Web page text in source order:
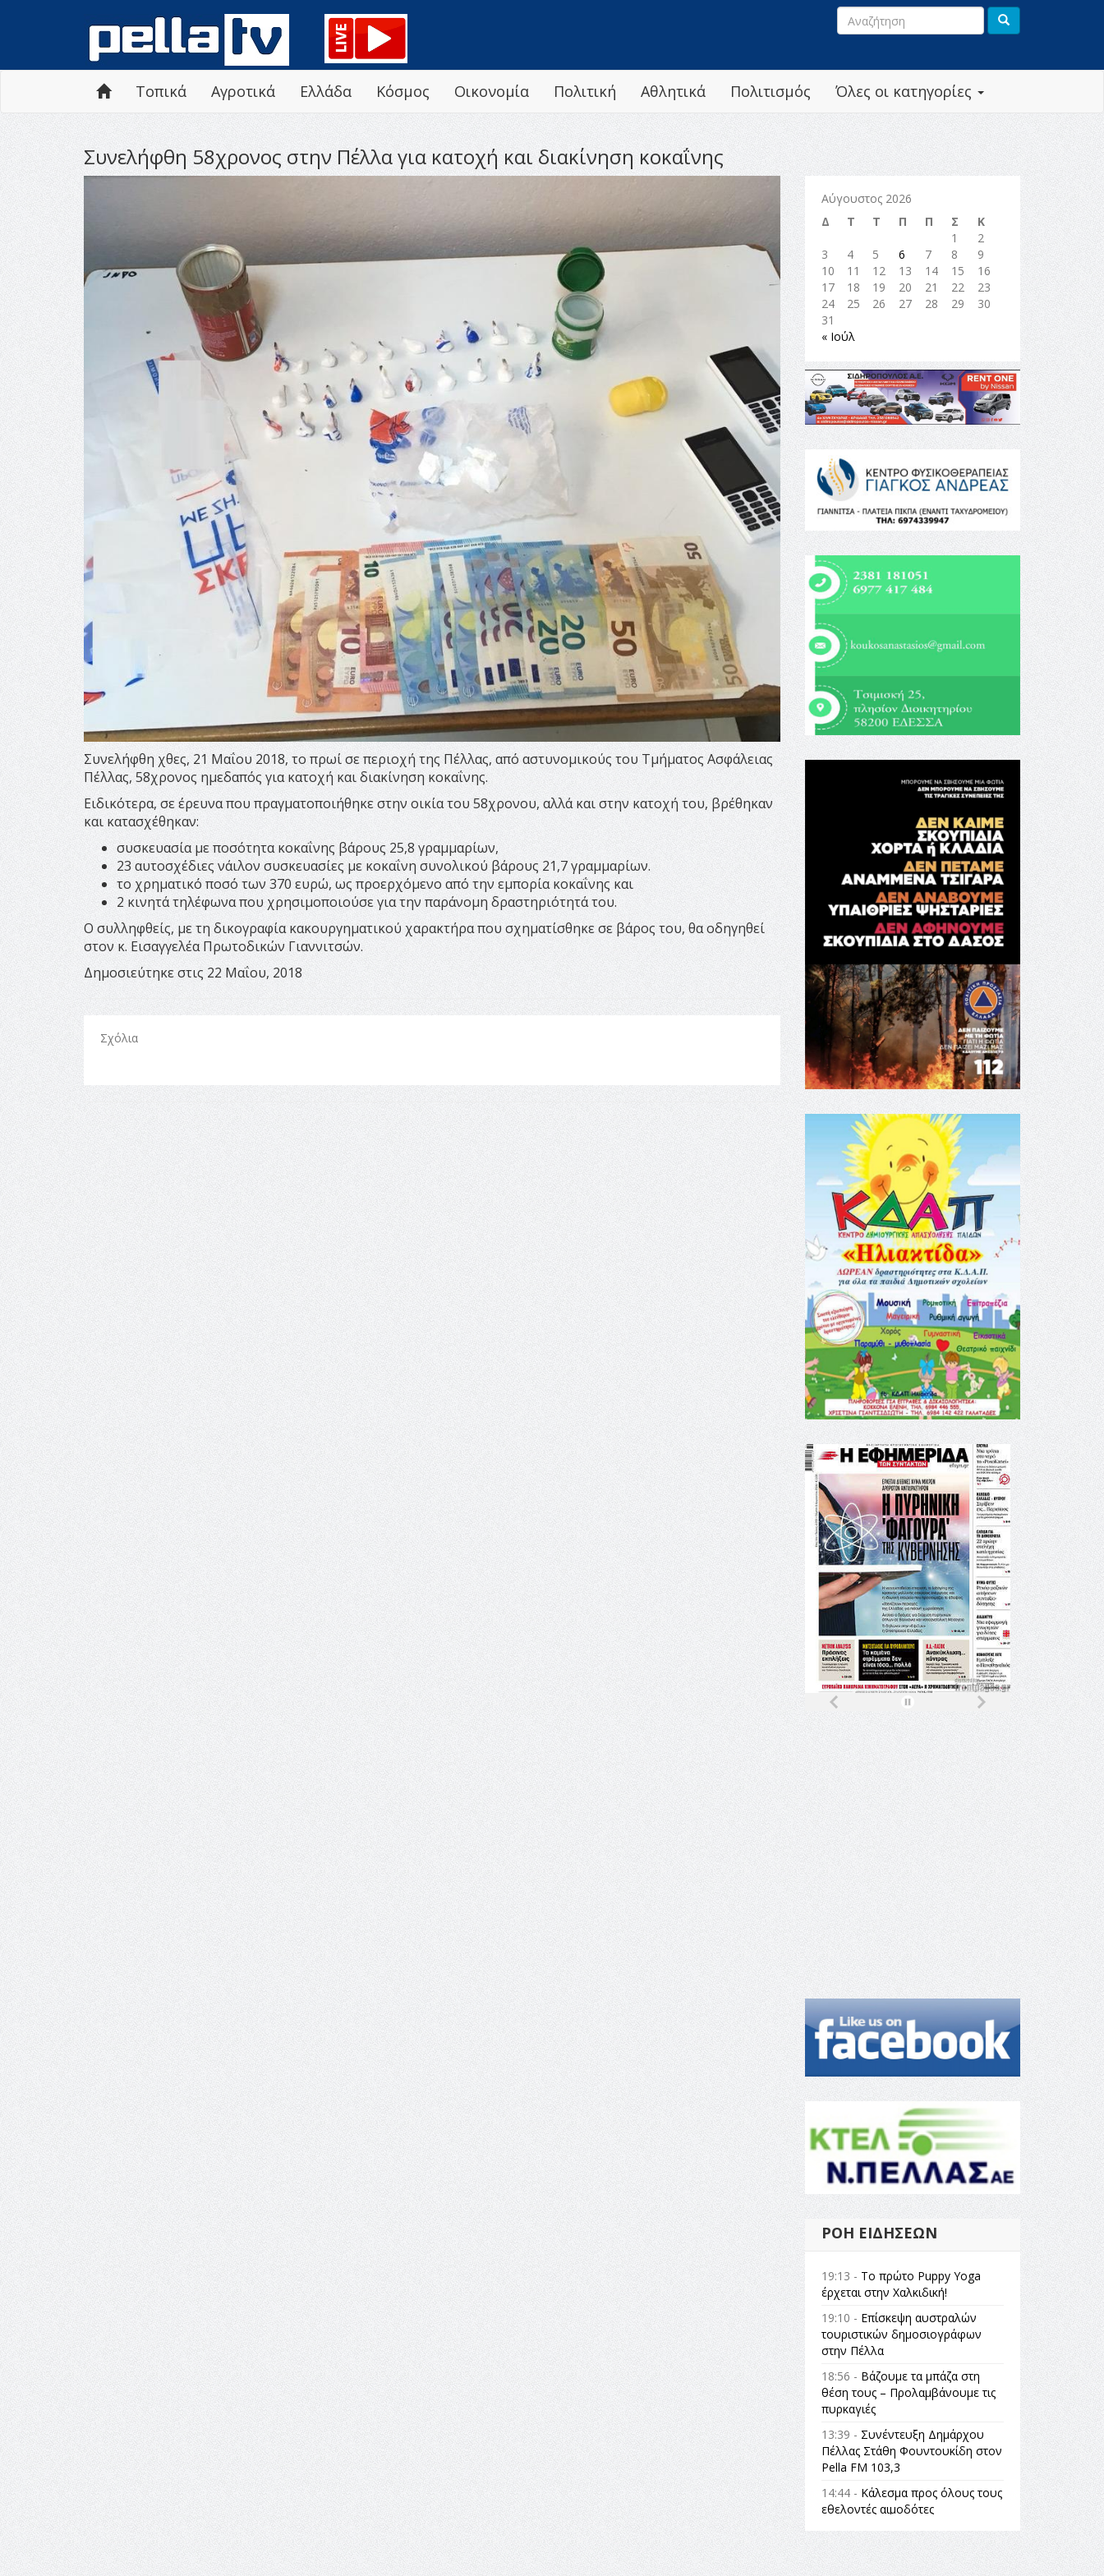
Όλες οι κατηγορίες
Τοπικά Αγροτικά Ελλάδα Κόσμος Οικονομία Πολιτική Αθλητικά Πολιτισμός
Συνελήφθη 58χρονος στην Πέλλα για κατοχή και διακίνηση κοκαΐνης
Συνελήφθη χθες, 21 Μαΐου 2018, το πρωί σε περιοχή της Πέλλας, από αστυνομικούς του Τμήματος Ασφάλειας
Πέλλας, 58χρονος ημεδαπός για κατοχή και διακίνηση κοκαΐνης.
Ειδικότερα, σε έρευνα που πραγματοποιήθηκε στην οικία του 58χρονου, αλλά και στην κατοχή του, βρέθηκαν
και κατασχέθηκαν:
συσκευασία με ποσότητα κοκαΐνης βάρους 25,8 γραμμαρίων,
23 αυτοσχέδιες νάιλον συσκευασίες με κοκαΐνη συνολικού βάρους 21,7 γραμμαρίων.
το χρηματικό ποσό των 370 ευρώ, ως προερχόμενο από την εμπορία κοκαΐνης και
2 κινητά τηλέφωνα που χρησιμοποιούσε για την παράνομη δραστηριότητά του.
Ο συλληφθείς, με τη δικογραφία κακουργηματικού χαρακτήρα που σχηματίσθηκε σε βάρος του, θα οδηγηθεί
στον κ. Εισαγγελέα Πρωτοδικών Γιαννιτσών.
Δημοσιεύτηκε στις 22 Μαΐου, 2018
Σχόλια
Αύγουστος 2026
Δ
Τ Τ Π Π Σ
Κ
1
2
3
4 5 6 7 8
9
10
11 12 13 14 15
16
17
18 19 20 21 22
23
24
25 26 27 28 29
30
31
« Ιούλ
ΡΟΉ ΕΙΔΉΣΕΩΝ
19:13 - Το πρώτο Puppy Yoga
έρχεται στην Χαλκιδική!
19:10 - Επίσκεψη αυστραλών
τουριστικών δημοσιογράφων
στην Πέλλα
18:56 - Βάζουμε τα μπάζα στη
θέση τους – Προλαμβάνουμε τις
πυρκαγιές
13:39 - Συνέντευξη Δημάρχου
Πέλλας Στάθη Φουντουκίδη στον
Pella FM 103,3
14:44 - Κάλεσμα προς όλους τους
εθελοντές αιμοδότες
14:23 -Όλη η Ελλάδα ένας
πολιτισμός Μουσική
εγκατάσταση Πόλεμος και